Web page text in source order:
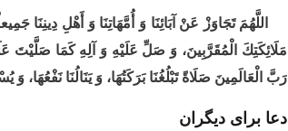
اللَّهُمَ‏ تَجَاوَزْ عَنْ‏ آبَائِنَا وَ أُمَّهَاتِنَا وَ أَهْلِ
مَلَائِكَتِكَ‏ الْمُقَرَّبِینَ، وَ صَلِّ عَلَیْهِ وَ آلِهِ كَمَا صَلَّیْتَ
رَبَّ الْعَالَمِینَ صَلَاةً تَبْلُغُنَا بَرَكَتُهَا، وَ یَنَالُنَا نَفْعُهَا، وَ
دعا برای دیگران